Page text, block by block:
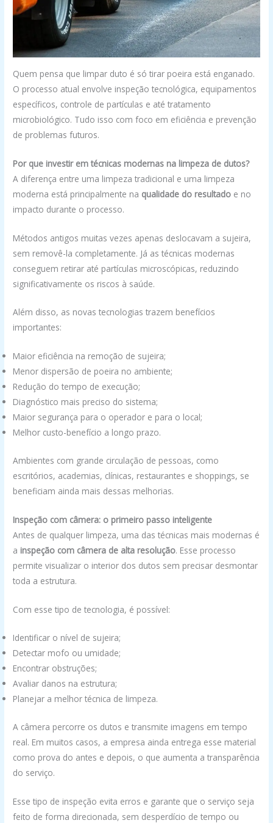
Quem pensa que limpar duto é só tirar poeira está enganado.
O processo atual envolve inspeção tecnológica, equipamentos
específicos, controle de partículas e até tratamento
microbiológico. Tudo isso com foco em eficiência e prevenção
de problemas futuros.
Por que investir em técnicas modernas na limpeza de dutos?
A diferença entre uma limpeza tradicional e uma limpeza
moderna está principalmente na qualidade do resultado e no
impacto durante o processo.
Métodos antigos muitas vezes apenas deslocavam a sujeira,
sem removê-la completamente. Já as técnicas modernas
conseguem retirar até partículas microscópicas, reduzindo
significativamente os riscos à saúde.
Além disso, as novas tecnologias trazem benefícios
importantes:
Maior eficiência na remoção de sujeira;
Menor dispersão de poeira no ambiente;
Redução do tempo de execução;
Diagnóstico mais preciso do sistema;
Maior segurança para o operador e para o local;
Melhor custo-benefício a longo prazo.
Ambientes com grande circulação de pessoas, como
escritórios, academias, clínicas, restaurantes e shoppings, se
beneficiam ainda mais dessas melhorias.
Inspeção com câmera: o primeiro passo inteligente
Antes de qualquer limpeza, uma das técnicas mais modernas é
a inspeção com câmera de alta resolução. Esse processo
permite visualizar o interior dos dutos sem precisar desmontar
toda a estrutura.
Com esse tipo de tecnologia, é possível:
Identificar o nível de sujeira;
Detectar mofo ou umidade;
Encontrar obstruções;
Avaliar danos na estrutura;
Planejar a melhor técnica de limpeza.
A câmera percorre os dutos e transmite imagens em tempo
real. Em muitos casos, a empresa ainda entrega esse material
como prova do antes e depois, o que aumenta a transparência
do serviço.
Esse tipo de inspeção evita erros e garante que o serviço seja
feito de forma direcionada, sem desperdício de tempo ou